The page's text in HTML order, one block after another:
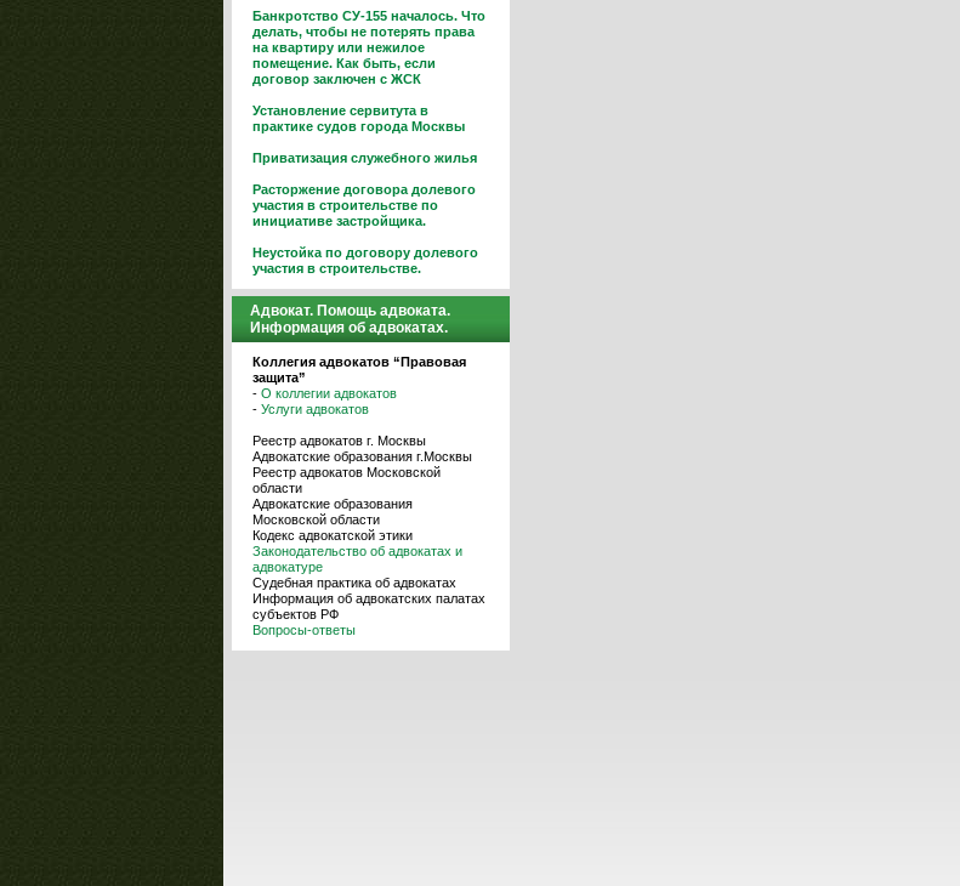
Банкротство СУ-155 началось. Что
делать, чтобы не потерять права
на квартиру или нежилое
помещение. Как быть, если
договор заключен с ЖСК
Установление сервитута в
практике судов города Москвы
Приватизация служебного жилья
Расторжение договора долевого
участия в строительстве по
инициативе застройщика.
Неустойка по договору долевого
участия в строительстве.
Адвокат. Помощь адвоката.
Информация об адвокатах.
Коллегия адвокатов “Правовая
защита”
- О коллегии адвокатов
- Услуги адвокатов
Реестр адвокатов г. Москвы
Адвокатские образования г.Москвы
Реестр адвокатов Московской
области
Адвокатские образования
Московской области
Кодекс адвокатской этики
Законодательство об адвокатах и
адвокатуре
Судебная практика об адвокатах
Информация об адвокатских палатах
субъектов РФ
Вопросы-ответы